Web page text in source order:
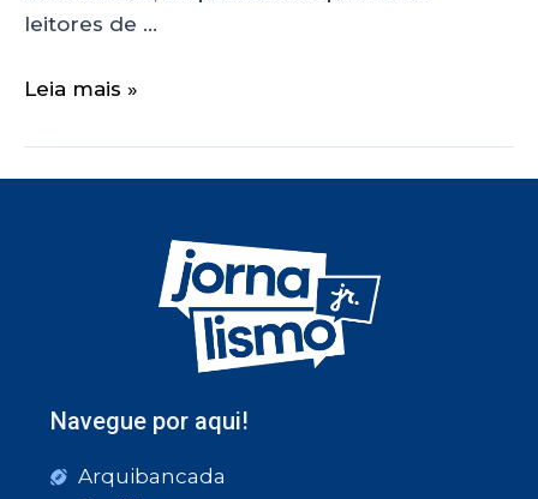
leitores de …
Leia mais »
Navegue por aqui!
Arquibancada